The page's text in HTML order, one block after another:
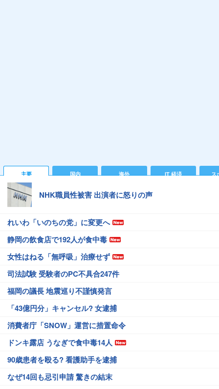
主要 国内 海外 IT 経済 ス
NHK職員性被害 出演者に怒りの声
れいわ「いのちの党」に変更へ
静岡の飲食店で192人が食中毒
女性はねる「無呼吸」治療せず
司法試験 受験者のPC不具合247件
福岡の議長 地震巡り不謹慎発言
「43億円分」キャンセル? 女逮捕
消費者庁「SNOW」運営に措置命令
ドンキ露店 うなぎで食中毒14人
90歳患者を殴る? 看護助手を逮捕
なぜ14回も忌引申請 驚きの結末